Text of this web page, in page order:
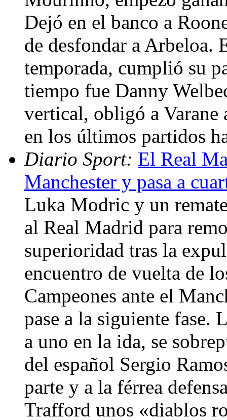
Dejó en el banco a
de desfondar a Arbeloa.
temporada, cumplió su
tiempo fue Danny
vertical, obligó a Varane
en los últimos partidos
Diario Sport: El Real
Manchester y pasa a
Luka Modric y un
al Real Madrid para
superioridad tras la
encuentro de vuelta de
Campeones ante el
pase a la siguiente fase.
a uno en la ida, se
del español Sergio
parte y a la férrea
Trafford unos «diablos